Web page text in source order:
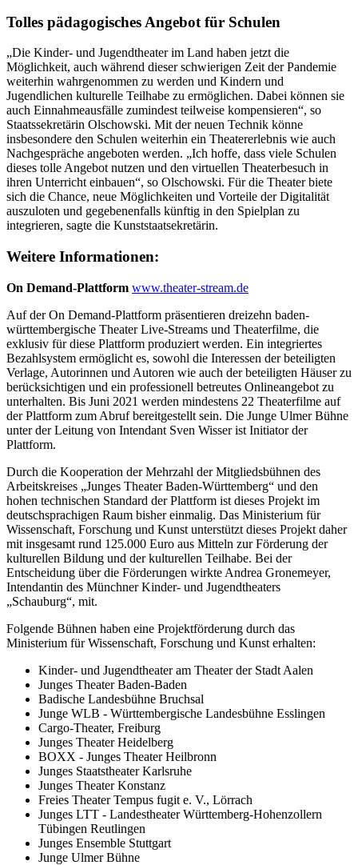
Tolles pädagogisches Angebot für Schulen
„Die Kinder- und Jugendtheater im Land haben jetzt die
Möglichkeit, auch während dieser schwierigen Zeit der Pandemie
weiterhin wahrgenommen zu werden und Kindern und
Jugendlichen kulturelle Teilhabe zu ermöglichen. Dabei können sie
auch Einnahmeausfälle zumindest teilweise kompensieren“, so
Staatssekretärin Olschowski. Mit der neuen Technik könne
insbesondere den Schulen weiterhin ein Theatererlebnis wie auch
Nachgespräche angeboten werden. „Ich hoffe, dass viele Schulen
dieses tolle Angebot nutzen und den virtuellen Theaterbesuch in
ihren Unterricht einbauen“, so Olschowski. Für die Theater biete
sich die Chance, neue Möglichkeiten und Vorteile der Digitalität
auszuloten und gegebenenfalls künftig in den Spielplan zu
integrieren, sagte die Kunststaatsekretärin.
Weitere Informationen:
On Demand-Plattform www.theater-stream.de
Auf der On Demand-Plattform präsentieren dreizehn baden-
württembergische Theater Live-Streams und Theaterfilme, die
exklusiv für diese Plattform produziert werden. Ein integriertes
Bezahlsystem ermöglicht es, sowohl die Interessen der beteiligten
Verlage, Autorinnen und Autoren wie auch der beteiligten Häuser zu
berücksichtigen und ein professionell betreutes Onlineangebot zu
unterhalten. Bis Juni 2021 werden mindestens 22 Theaterfilme auf
der Plattform zum Abruf bereitgestellt sein. Die Junge Ulmer Bühne
unter der Leitung von Intendant Sven Wisser ist Initiator der
Plattform.
Durch die Kooperation der Mehrzahl der Mitgliedsbühnen des
Arbeitskreises „Junges Theater Baden-Württemberg“ und den
hohen technischen Standard der Plattform ist dieses Projekt im
deutschsprachigen Raum bisher einmalig. Das Ministerium für
Wissenschaft, Forschung und Kunst unterstützt dieses Projekt daher
mit insgesamt rund 125.000 Euro aus Mitteln zur Förderung der
kulturellen Bildung und der kulturellen Teilhabe. Bei der
Entscheidung über die Förderungen wirkte Andrea Gronemeyer,
Intendantin des Münchner Kinder- und Jugendtheaters
„Schauburg“, mit.
Folgende Bühnen haben eine Projektförderung durch das
Ministerium für Wissenschaft, Forschung und Kunst erhalten:
Kinder- und Jugendtheater am Theater der Stadt Aalen
Junges Theater Baden-Baden
Badische Landesbühne Bruchsal
Junge WLB - Württembergische Landesbühne Esslingen
Cargo-Theater, Freiburg
Junges Theater Heidelberg
BOXX - Junges Theater Heilbronn
Junges Staatstheater Karlsruhe
Junges Theater Konstanz
Freies Theater Tempus fugit e. V., Lörrach
Junges LTT - Landestheater Württemberg-Hohenzollern
Tübingen Reutlingen
Junges Ensemble Stuttgart
Junge Ulmer Bühne